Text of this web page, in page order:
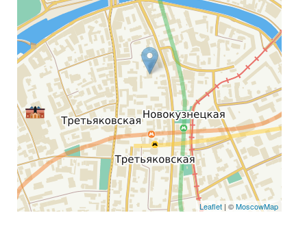
Leaflet| ©MoscowMap